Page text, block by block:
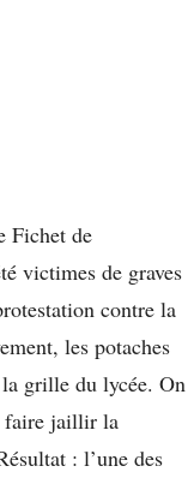
Fichet de
victimes de graves
contre la
les potaches
la grille du lycée. On
faire jaillir la
: l’une des